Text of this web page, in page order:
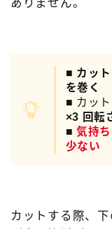
ありません。
■ カッ
を巻く
■ カッ
×3 回転
■気持
少ない
カットする際、